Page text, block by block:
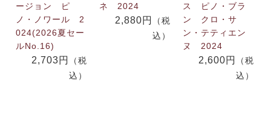
ージョン ピ
ノ・ノワール 2
024(2026夏セー
ルNo.16)
2,703円
（税
込）
ネ 2024
2,880円
（税
込）
ス ピノ・ブラ
ン クロ・サ
ン・テティエン
ヌ 2024
2,600円
（税
込）